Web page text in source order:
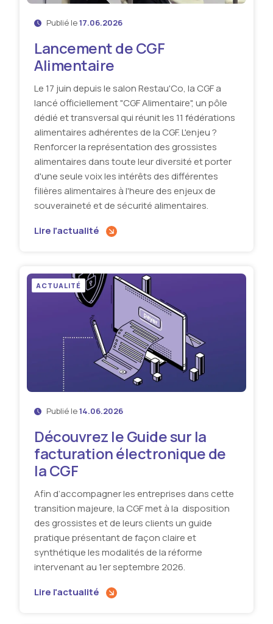
Publié le17.06.2026
Lancement de CGF
Alimentaire
Le 17 juin depuis le salon Restau'Co, la CGF a
lancé officiellement "CGF Alimentaire", un pôle
dédié et transversal qui réunit les 11 fédérations
alimentaires adhérentes de la CGF. L'enjeu ?
Renforcer la représentation des grossistes
alimentaires dans toute leur diversité et porter
d'une seule voix les intérêts des différentes
filières alimentaires à l'heure des enjeux de
souveraineté et de sécurité alimentaires.
Lire l'actualité
ACTUALITÉ
Publié le14.06.2026
Découvrez le Guide sur la
facturation électronique de
la CGF
Afin d’accompagner les entreprises dans cette
transition majeure, la CGF met à la disposition
des grossistes et de leurs clients un guide
pratique présentant de façon claire et
synthétique les modalités de la réforme
intervenant au 1er septembre 2026.
Lire l'actualité